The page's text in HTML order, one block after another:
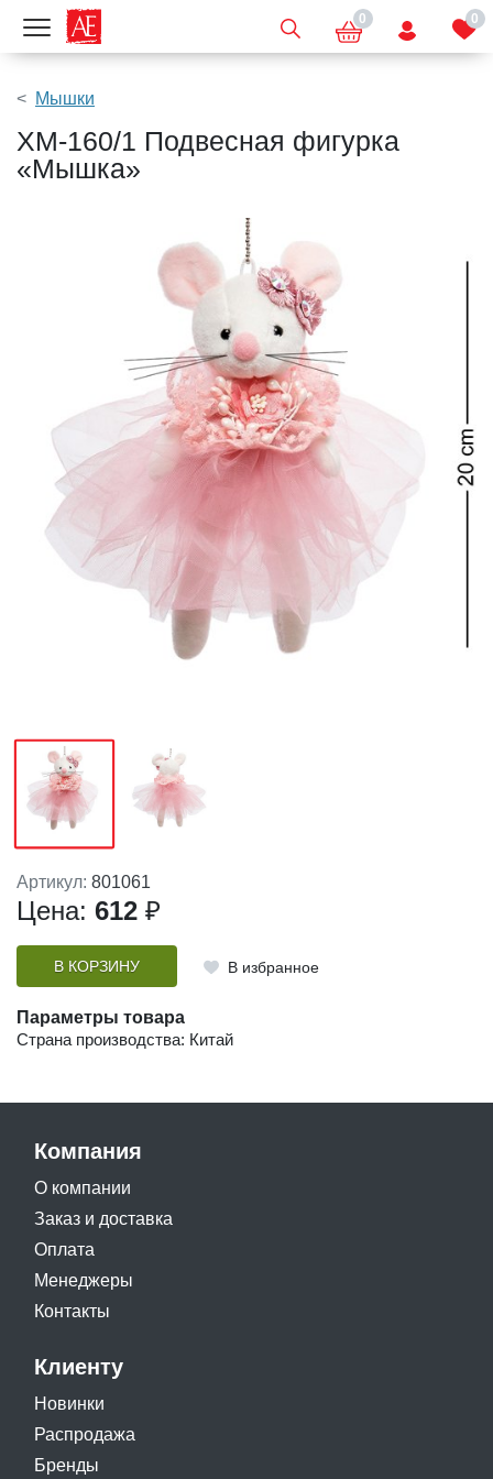
Показать меню 0 0
Мышки
XM-160/1 Подвесная фигурка
«Мышка»
Артикул: 801061
Цена: 612 ₽
В КОРЗИНУ В избранное
Параметры товара
Страна производства: Китай
Компания
О компании
Заказ и доставка
Оплата
Менеджеры
Контакты
Клиенту
Новинки
Распродажа
Бренды